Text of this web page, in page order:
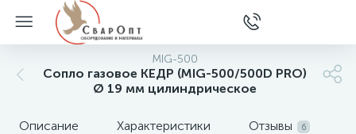
MIG-500
Сопло газовое КЕДР (MIG-500/500D PRO)
Ø 19 мм цилиндрическое
Описание Характеристики Отзывы 6